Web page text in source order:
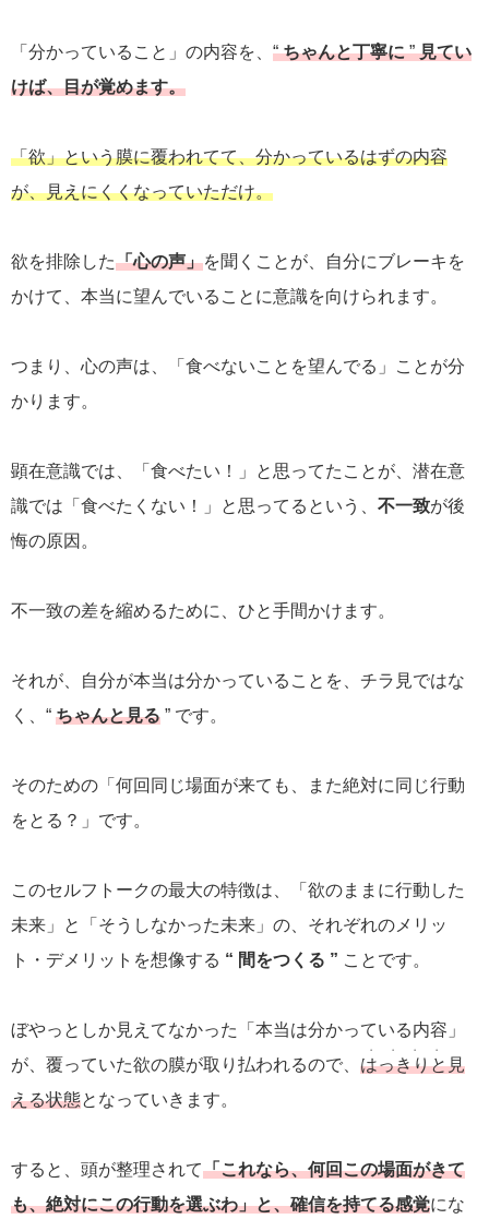
「分かっていること」の内容を、 “ちゃんと丁寧に”見てい
けば、目が覚めます。
「欲」という膜に覆われてて、分かっているはずの内容
が、見えにくくなっていただけ。
欲を排除した「心の声」を聞くことが、自分にブレーキを
かけて、本当に望んでいることに意識を向けられます。
つまり、心の声は、「食べないことを望んでる」ことが分
かります。
顕在意識では、「食べたい！」と思ってたことが、潜在意
識では「食べたくない！」と思ってるという、 不一致が後
悔の原因。
不一致の差を縮めるために、ひと手間かけます。
それが、自分が本当は分かっていることを、チラ見ではな
く、“ ちゃんと見る ” です。
そのための「何回同じ場面が来ても、また絶対に同じ行動
をとる？」です。
このセルフトークの最大の特徴は、「欲のままに行動した
未来」と「そうしなかった未来」の、それぞれのメリッ
ト・デメリットを想像する “ 間をつくる ” ことです。
ぼやっとしか見えてなかった「本当は分かっている内容」
が、覆っていた欲の膜が取り払われるので、 はっきりと
・・・・
見
える状態となっていきます。
すると、頭が整理されて「これなら、何回この場面がきて
も、絶対にこの行動を選ぶわ」と、確信を持てる感覚にな